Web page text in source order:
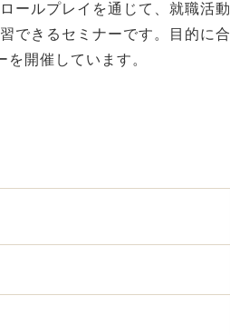
ールプレイを通じて、就職活動
できるセミナーです。目的に合
開催しています。